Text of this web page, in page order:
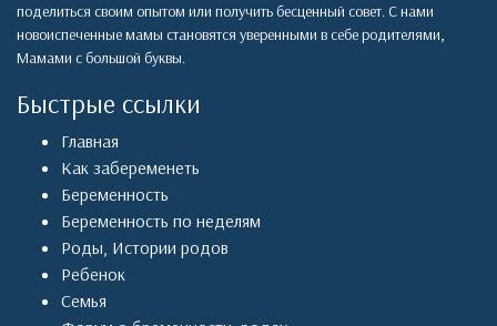
поделиться своим опытом или получить бесценный совет. С нами
новоиспеченные мамы становятся уверенными в себе родителями,
Мамами с большой буквы.
Быстрые ссылки
Главная
Как забеременеть
Беременность
Беременность по неделям
Роды, Истории родов
Ребенок
Семья